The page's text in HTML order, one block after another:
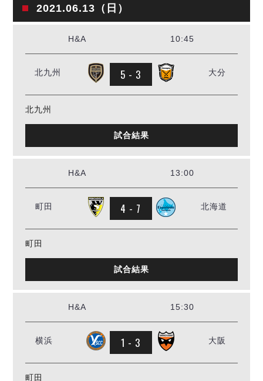
2021.06.13（日）
H&A 10:45
北九州 5 - 3 大分
北九州
試合結果
H&A 13:00
町田 4 - 7 北海道
町田
試合結果
H&A 15:30
横浜 1 - 3 大阪
町田